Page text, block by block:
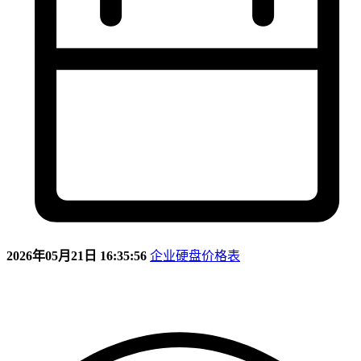
2026年05月21日 16:35:56 企业硬盘价格表